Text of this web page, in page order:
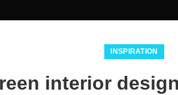
INSPIRATION
interior